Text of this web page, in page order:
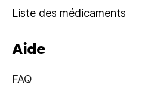
Liste des médicaments
Aide
FAQ